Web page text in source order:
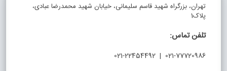
تهران، بزرگراه شهید قاسم سلیمانی، خیابان شهید محمدرضا عبادی،
پلاک1
تلفن تماس:
021-77720986 | 021-22454492